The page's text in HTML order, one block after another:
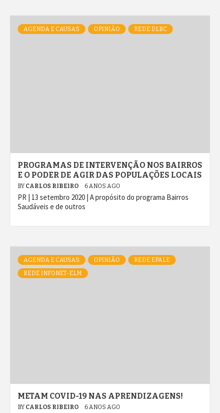
AGENDA E CAUSAS OPINIÃO REDE DLBC
PROGRAMAS DE INTERVENÇÃO NOS BAIRROS
E O PODER DE AGIR DAS POPULAÇÕES LOCAIS
BY CARLOS RIBEIRO 6 ANOS AGO
PR | 13 setembro 2020 | A propósito do programa Bairros
Saudáveis e de outros
AGENDA E CAUSAS OPINIÃO
REDE EPALE
REDE INFONET-ELM
METAM COVID-19 NAS APRENDIZAGENS!
BY CARLOS RIBEIRO 6 ANOS AGO